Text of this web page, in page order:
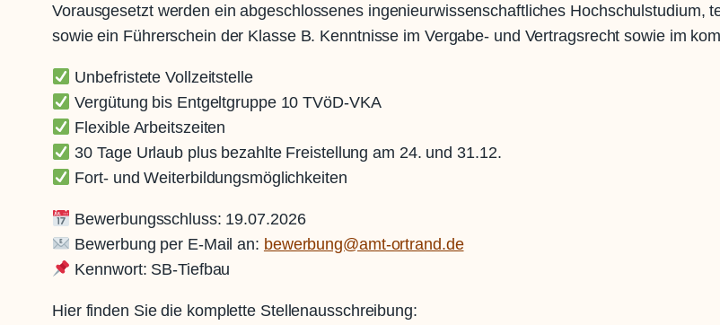
Vorausgesetzt werden ein abgeschlossenes ingenieurwissenschaftliches Hochschulstudium,
sowie ein Führerschein der Klasse B. Kenntnisse im Vergabe- und Vertragsrecht sowie im
Unbefristete Vollzeitstelle
Vergütung bis Entgeltgruppe 10 TVöD-VKA
Flexible Arbeitszeiten
30 Tage Urlaub plus bezahlte Freistellung am 24. und 31.12.
Fort- und Weiterbildungsmöglichkeiten
Bewerbungsschluss: 19.07.2026
Bewerbung per E-Mail an: bewerbung@amt-ortrand.de
Kennwort: SB-Tiefbau
Hier finden Sie die komplette Stellenausschreibung: